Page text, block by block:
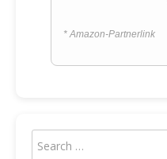
* Amazon-Partnerlink